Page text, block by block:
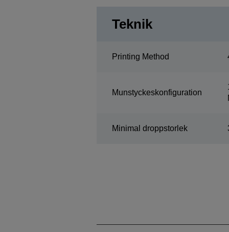
Teknik
Printing Method
Munstyckeskonfiguration
Minimal droppstorlek